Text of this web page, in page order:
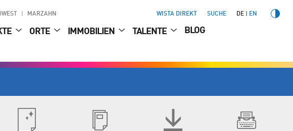
MARZAHN WISTA DIREKT SUCHE DE EN
ORTE IMMOBILIEN TALENTE BLOG